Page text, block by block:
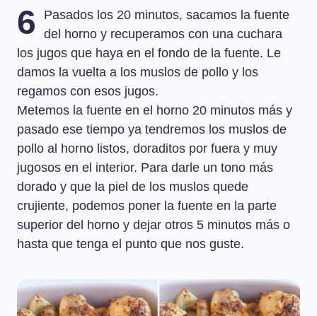
6
Pasados los 20 minutos, sacamos la fuente
del horno y recuperamos con una cuchara
los jugos que haya en el fondo de la fuente. Le
damos la vuelta a los muslos de pollo y los
regamos con esos jugos.
Metemos la fuente en el horno 20 minutos más y
pasado ese tiempo ya tendremos los muslos de
pollo al horno listos, doraditos por fuera y muy
jugosos en el interior. Para darle un tono más
dorado y que la piel de los muslos quede
crujiente, podemos poner la fuente en la parte
superior del horno y dejar otros 5 minutos más o
hasta que tenga el punto que nos guste.